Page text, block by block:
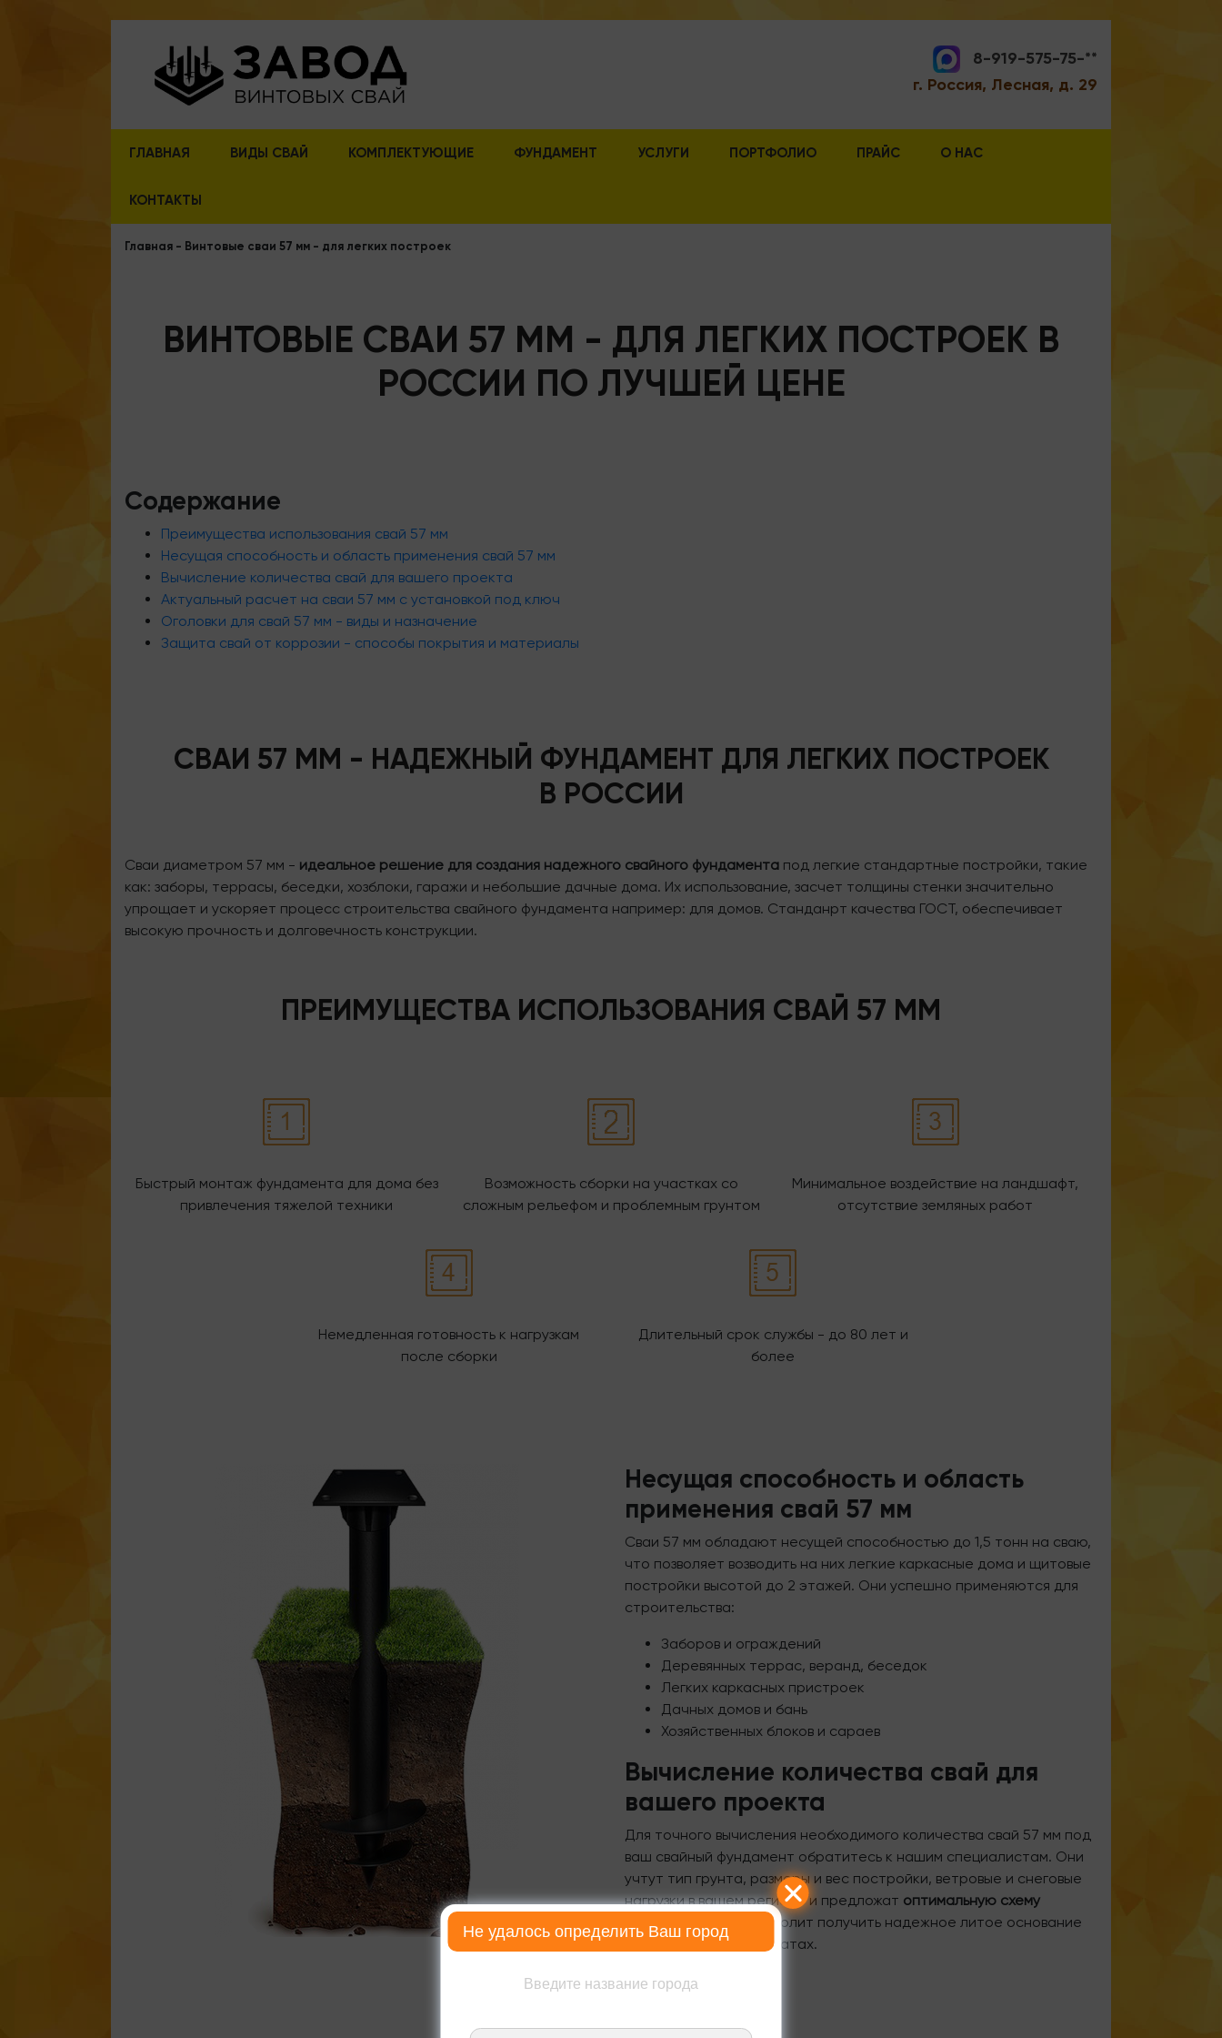
8-919-575-75-**
г. Россия, Лесная, д. 29
ГЛАВНАЯ ВИДЫ СВАЙ КОМПЛЕКТУЮЩИЕ ФУНДАМЕНТ УСЛУГИ ПОРТФОЛИО ПРАЙС О НАС
КОНТАКТЫ
Главная - Винтовые сваи 57 мм - для легких построек
ВИНТОВЫЕ СВАИ 57 ММ - ДЛЯ ЛЕГКИХ ПОСТРОЕК В
РОССИИ ПО ЛУЧШЕЙ ЦЕНЕ
Содержание
Преимущества использования свай 57 мм
Несущая способность и область применения свай 57 мм
Вычисление количества свай для вашего проекта
Актуальный расчет на сваи 57 мм с установкой под ключ
Оголовки для свай 57 мм - виды и назначение
Защита свай от коррозии - способы покрытия и материалы
СВАИ 57 ММ - НАДЕЖНЫЙ ФУНДАМЕНТ ДЛЯ ЛЕГКИХ ПОСТРОЕК
В РОССИИ
Сваи диаметром 57 мм - идеальное решение для создания надежного свайного фундамента под легкие стандартные постройки, такие
как: заборы, террасы, беседки, хозблоки, гаражи и небольшие дачные дома. Их использование, засчет толщины стенки значительно
упрощает и ускоряет процесс строительства свайного фундамента например: для домов. Станданрт качества ГОСТ, обеспечивает
высокую прочность и долговечность конструкции.
ПРЕИМУЩЕСТВА ИСПОЛЬЗОВАНИЯ СВАЙ 57 ММ
Быстрый монтаж фундамента для дома без
привлечения тяжелой техники
Возможность сборки на участках со
сложным рельефом и проблемным грунтом
Минимальное воздействие на ландшафт,
отсутствие земляных работ
Немедленная готовность к нагрузкам
после сборки
Длительный срок службы - до 80 лет и
более
Несущая способность и область
применения свай 57 мм
Сваи 57 мм обладают несущей способностью до 1,5 тонн на сваю,
что позволяет возводить на них легкие каркасные дома и щитовые
постройки высотой до 2 этажей. Они успешно применяются для
строительства:
Заборов и ограждений
Деревянных террас, веранд, беседок
Легких каркасных пристроек
Дачных домов и бань
Хозяйственных блоков и сараев
Вычисление количества свай для
вашего проекта
Для точного вычисления необходимого количества свай 57 мм под
ваш свайный фундамент обратитесь к нашим специалистам. Они
учтут тип грунта, размеры и вес постройки, ветровые и снеговые
нагрузки в вашем регионе и предложат оптимальную схему
фундамента
. Это позволит получить надежное литое основание
при минимальных затратах.
Не удалось определить Ваш город
Введите название города